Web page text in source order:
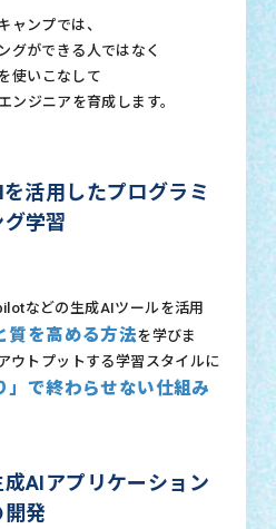
ャンプでは、
グができる人ではなく
使いこなして
ンジニアを育成します。
活用したプログラミ
グ学習
などの生成AIツールを活用
質を高める方法を学びま
ウトプットする学習スタイルに
」で終わらせない仕組み
成AIアプリケーション
開発